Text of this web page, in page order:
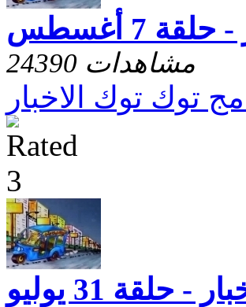
7 أغسطس
24390 مشاهدات
توك توك الاخبار
حلقة 31 يوليو